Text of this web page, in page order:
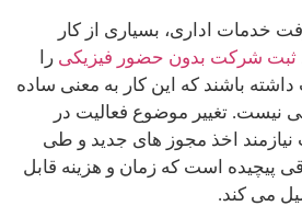
خدمات اداری، بسیاری از کار
ثبت شرکت بدون حضور فیزیکی را
داشته باشند که این کار به معنی ساده
تغییر موضوع فعالیت در
اخذ مجوز های جدید و طی
پیچیده است که زمان و هزینه قابل
می‌ کند.